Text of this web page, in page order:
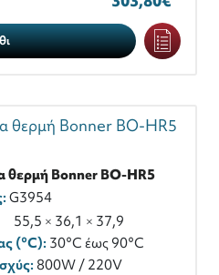
θερμή Bonner BO-HR5
G3954
55,5 × 36,1 × 37,9
(°C): 30°C έως 90°C
800W / 220V